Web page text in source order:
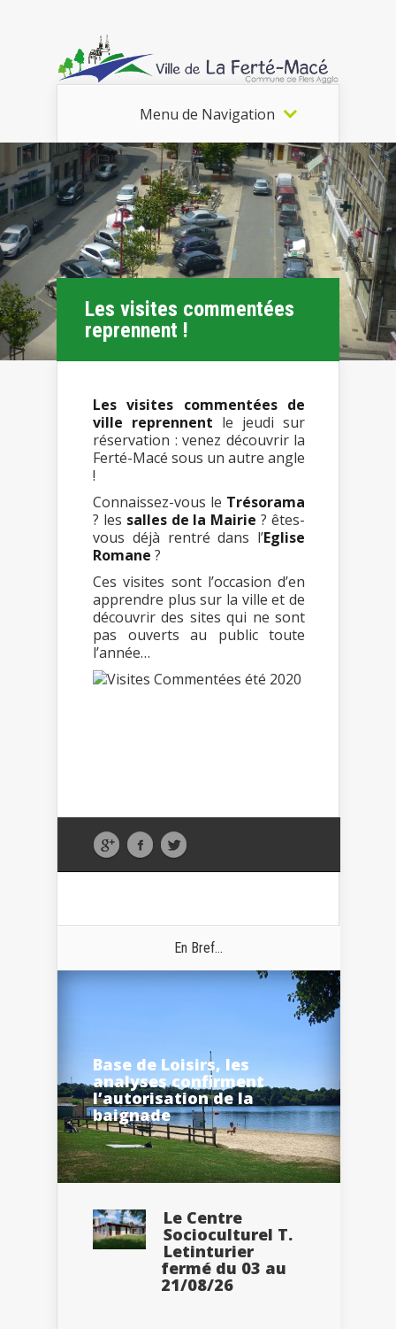
Menu de Navigation
Les visites commentées
reprennent !
Les visites commentées de
ville reprennent le jeudi sur
réservation : venez découvrir la
Ferté-Macé sous un autre angle
!
Connaissez-vous le Trésorama
? les salles de la Mairie ? êtes-
vous déjà rentré dans l’Eglise
Romane ?
Ces visites sont l’occasion d’en
apprendre plus sur la ville et de
découvrir des sites qui ne sont
pas ouverts au public toute
l’année…
En Bref...
Base de Loisirs, les
analyses confirment
l’autorisation de la
baignade
Le Centre
Socioculturel T.
Letinturier
fermé du 03 au
21/08/26